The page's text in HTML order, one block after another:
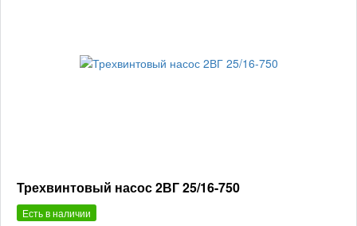
Трехвинтовый насос 2ВГ 25/16-750
Есть в наличии